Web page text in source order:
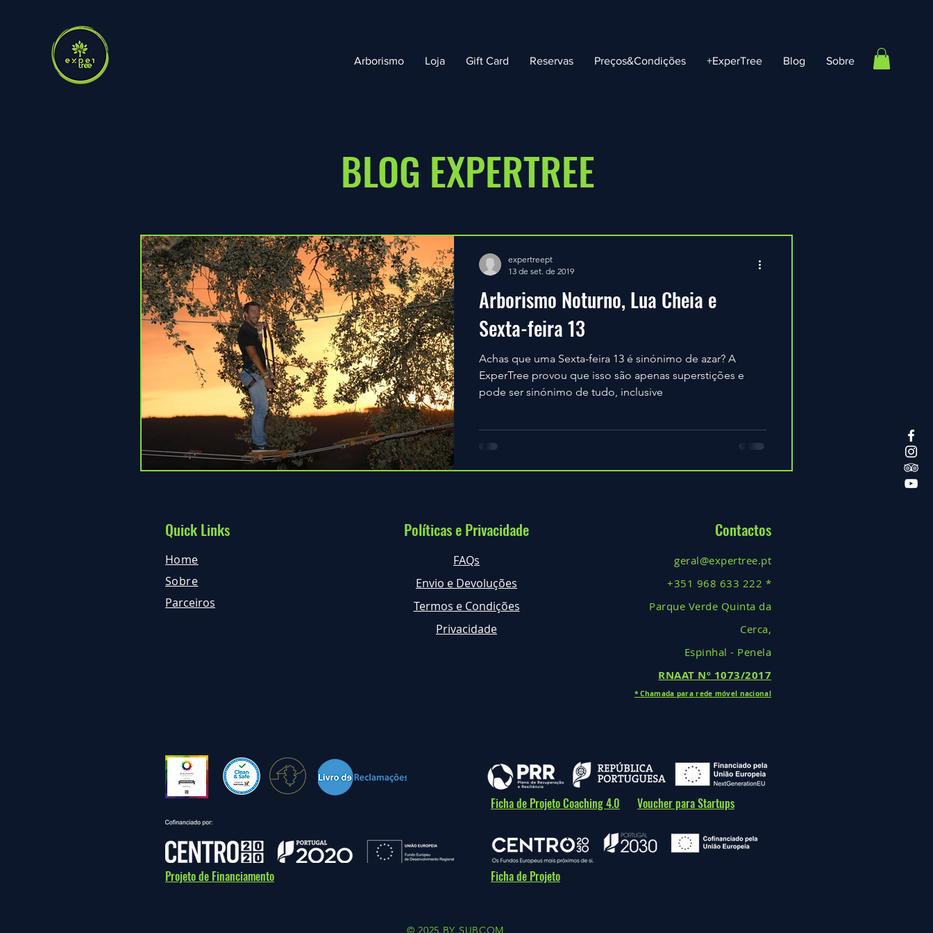
Arborismo Loja Gift Card Reservas Preços&Condições +ExperTree Blog Sobre
BLOG EXPERTREE
Arborismo Noturno, Lua Cheia e
Sexta-feira 13
Achas que uma Sexta-feira 13 é sinónimo de azar? A
ExperTree provou que isso são apenas superstições e
pode ser sinónimo de tudo, inclusive
expertreept
13 de set. de 2019
Quick Links
Home
Sobre
Parceiros
Políticas e Privacidade
FAQs
Envio e Devoluções
Termos e Condições
Privacidade
Contactos
geral@expertree.pt
+351 968 633 222 *
Parque Verde Quinta da
Cerca,
Espinhal - Penela
RNAAT Nº 1073/2017
* Chamada para rede móvel nacional
Projeto de Financiamento
Ficha de Projeto Coaching 4.0 Voucher para Startups
Ficha de Projeto
© 2025 BY SUBCOM